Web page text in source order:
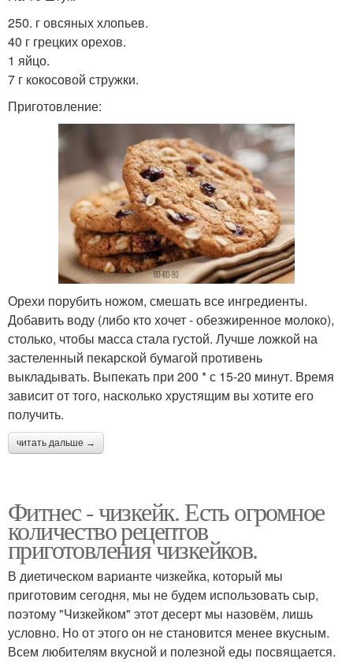
250. г овсяных хлопьев.
40 г грецких орехов.
1 яйцо.
7 г кокосовой стружки.
Приготовление:
Орехи порубить ножом, смешать все ингредиенты.
Добавить воду (либо кто хочет - обезжиренное молоко),
столько, чтобы масса стала густой. Лучше ложкой на
застеленный пекарской бумагой противень
выкладывать. Выпекать при 200 * с 15-20 минут. Время
зависит от того, насколько хрустящим вы хотите его
получить.
читать дальше →
Фитнес - чизкейк. Есть огромное
количество рецептов
приготовления чизкейков.
В диетическом варианте чизкейка, который мы
приготовим сегодня, мы не будем использовать сыр,
поэтому "Чизкейком" этот десерт мы назовём, лишь
условно. Но от этого он не становится менее вкусным.
Всем любителям вкусной и полезной еды посвящается.